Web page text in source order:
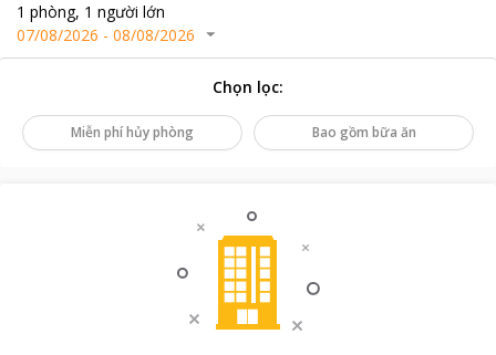
1 phòng, 1 người lớn
07/08/2026 - 08/08/2026
Chọn lọc:
Miễn phí hủy phòng Bao gồm bữa ăn